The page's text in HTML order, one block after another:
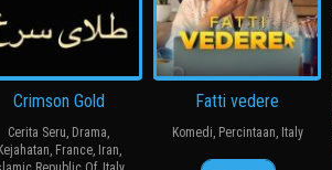
Crimson Gold
Cerita Seru, Drama,
Kejahatan, France, Iran,
Fatti vedere
Komedi, Percintaan, Italy